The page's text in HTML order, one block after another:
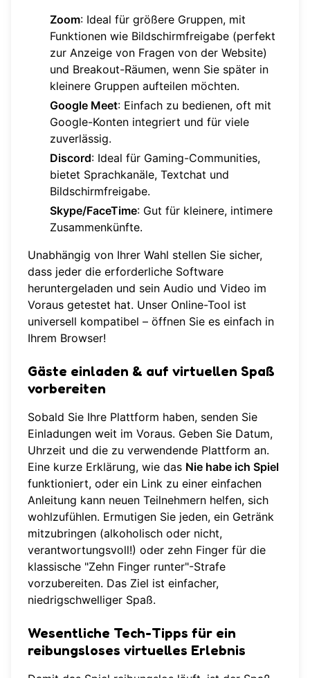
Zoom: Ideal für größere Gruppen, mit
Funktionen wie Bildschirmfreigabe (perfekt
zur Anzeige von Fragen von der Website)
und Breakout-Räumen, wenn Sie später in
kleinere Gruppen aufteilen möchten.
Google Meet: Einfach zu bedienen, oft mit
Google-Konten integriert und für viele
zuverlässig.
Discord: Ideal für Gaming-Communities,
bietet Sprachkanäle, Textchat und
Bildschirmfreigabe.
Skype/FaceTime: Gut für kleinere, intimere
Zusammenkünfte.
Unabhängig von Ihrer Wahl stellen Sie sicher,
dass jeder die erforderliche Software
heruntergeladen und sein Audio und Video im
Voraus getestet hat. Unser Online-Tool ist
universell kompatibel – öffnen Sie es einfach in
Ihrem Browser!
Gäste einladen & auf virtuellen Spaß
vorbereiten
Sobald Sie Ihre Plattform haben, senden Sie
Einladungen weit im Voraus. Geben Sie Datum,
Uhrzeit und die zu verwendende Plattform an.
Eine kurze Erklärung, wie das Nie habe ich Spiel
funktioniert, oder ein Link zu einer einfachen
Anleitung kann neuen Teilnehmern helfen, sich
wohlzufühlen. Ermutigen Sie jeden, ein Getränk
mitzubringen (alkoholisch oder nicht,
verantwortungsvoll!) oder zehn Finger für die
klassische "Zehn Finger runter"-Strafe
vorzubereiten. Das Ziel ist einfacher,
niedrigschwelliger Spaß.
Wesentliche Tech-Tipps für ein
reibungsloses virtuelles Erlebnis